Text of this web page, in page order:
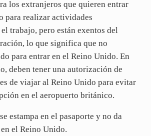
los extranjeros que quieren entrar
para realizar actividades
trabajo, pero están exentos del
lo que significa que no
para entrar en el Reino Unido. En
deben tener una autorización de
de viajar al Reino Unido para evitar
en el aeropuerto británico.
estampa en el pasaporte y no da
el Reino Unido.